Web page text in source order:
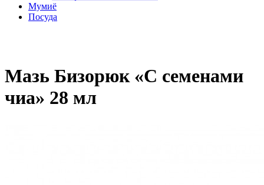
Мумиё
Посуда
Мазь Бизорюк «С семенами
чиа» 28 мл